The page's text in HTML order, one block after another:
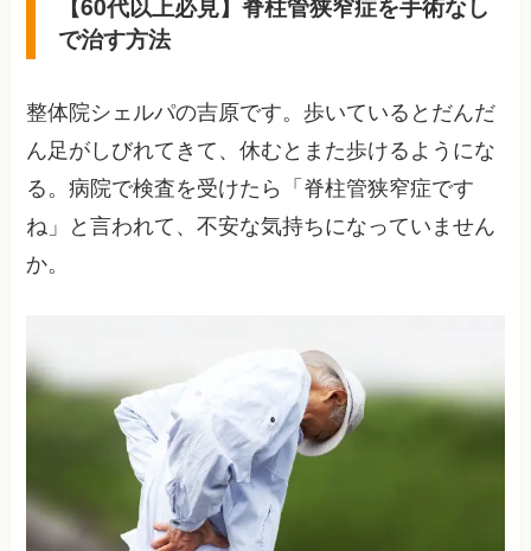
で治す方法
整体院シェルパの吉原です。歩いているとだんだ
ん足がしびれてきて、休むとまた歩けるようにな
る。病院で検査を受けたら「脊柱管狭窄症です
ね」と言われて、不安な気持ちになっていません
か。